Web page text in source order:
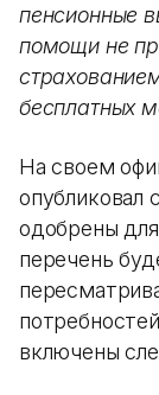
пенсионные
помощи не
бесплатных
На своем
опубликовал
одобрены
перечень
включены